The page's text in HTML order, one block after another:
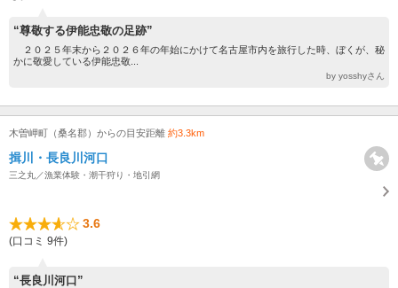
“尊敬する伊能忠敬の足跡”
２０２５年末から２０２６年の年始にかけて名古屋市内を旅行した時、ぼくが、秘
かに敬愛している伊能忠敬...
by yosshyさん
木曽岬町（桑名郡）からの目安距離 約3.3km
揖川・長良川河口
三之丸／漁業体験・潮干狩り・地引網
3.6
(口コミ 9件)
“長良川河口”